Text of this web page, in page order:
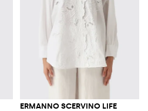
ERMANNO SCERVINO LIFE